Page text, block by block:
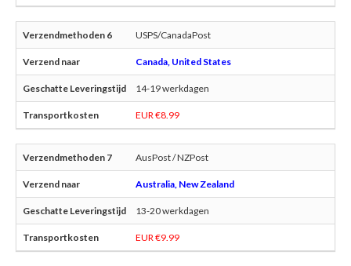
USPS/CanadaPost
Canada, United States
14-19 werkdagen
EUR €8.99
AusPost / NZPost
Australia, New Zealand
13-20 werkdagen
EUR €9.99